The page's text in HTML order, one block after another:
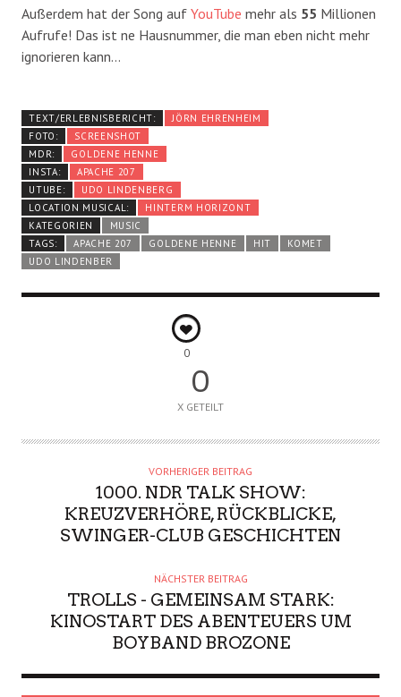
Außerdem hat der Song auf YouTube mehr als 55 Millionen
Aufrufe! Das ist ne Hausnummer, die man eben nicht mehr
ignorieren kann…
TEXT/ERLEBNISBERICHT:
JÖRN EHRENHEIM
FOTO:
SCREENSHOT
MDR:
GOLDENE HENNE
INSTA:
APACHE 207
UTUBE:
UDO LINDENBERG
LOCATION MUSICAL:
HINTERM HORIZONT
KATEGORIEN
MUSIC
TAGS:
APACHE 207 GOLDENE HENNE HIT
KOMET
UDO LINDENBER
0
0
X GETEILT
VORHERIGER BEITRAG
1000. NDR TALK SHOW:
KREUZVERHÖRE, RÜCKBLICKE,
SWINGER-CLUB GESCHICHTEN
NÄCHSTER BEITRAG
TROLLS - GEMEINSAM STARK:
KINOSTART DES ABENTEUERS UM
BOYBAND BROZONE